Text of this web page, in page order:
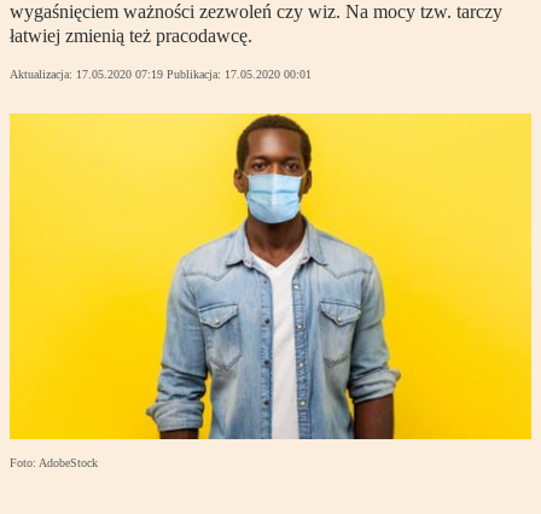
wygaśnięciem ważności zezwoleń czy wiz. Na mocy tzw. tarczy
łatwiej zmienią też pracodawcę.
Aktualizacja: 17.05.2020 07:19 Publikacja: 17.05.2020 00:01
Foto: AdobeStock